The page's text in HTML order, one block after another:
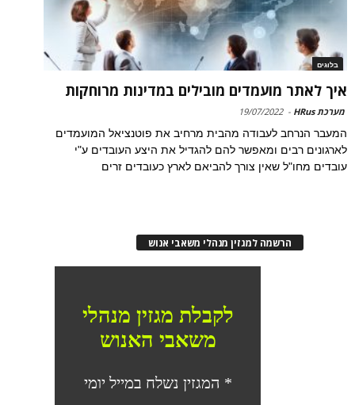
בלוגים
איך לאתר מועמדים מובילים במדינות מרוחקות
מערכת HRus -
19/07/2022
המעבר הנרחב לעבודה מהבית מרחיב את פוטנציאל המועמדים
לארגונים רבים ומאפשר להם להגדיל את היצע העובדים ע"י
עובדים מחו"ל שאין צורך להביאם לארץ כעובדים זרים
הרשמה למגזין מנהלי משאבי אנוש